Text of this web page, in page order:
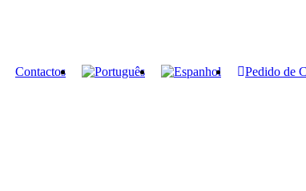
Contactos Pedido de